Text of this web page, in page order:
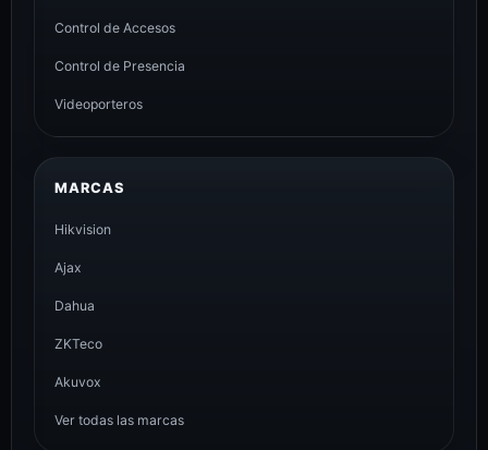
Control de Accesos
Control de Presencia
Videoporteros
MARCAS
Hikvision
Ajax
Dahua
ZKTeco
Akuvox
Ver todas las marcas